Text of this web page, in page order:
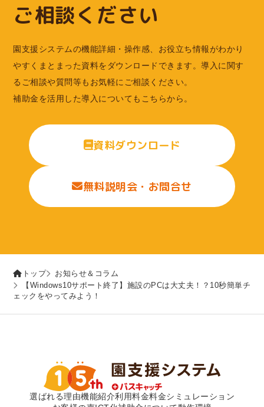
ご相談ください
園支援システムの機能詳細・操作感、お役立ち情報がわかり
やすくまとまった資料をダウンロードできます。導入に関す
るご相談や質問等もお気軽にご相談ください。
補助金を活用した導入についてもこちらから。
資料ダウンロード
無料説明会・お問合せ
トップ
お知らせ＆コラム
【Windows10サポート終了】施設のPCは大丈夫！？10秒簡単チ
ェックをやってみよう！
選ばれる理由機能紹介利用料金料金シミュレーション